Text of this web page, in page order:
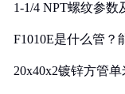
1-1/4 NPT螺纹参数
F1010E是什么管？
20x40x2镀锌方管